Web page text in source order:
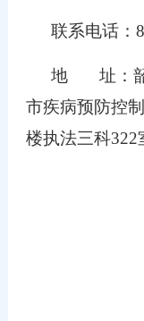
联系电话：
地 址：
市疾病预防控
楼执法三科322